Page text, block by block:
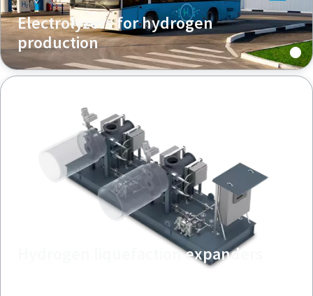
Electrolyzers for hydrogen
production
Hydrogen liquefaction expanders